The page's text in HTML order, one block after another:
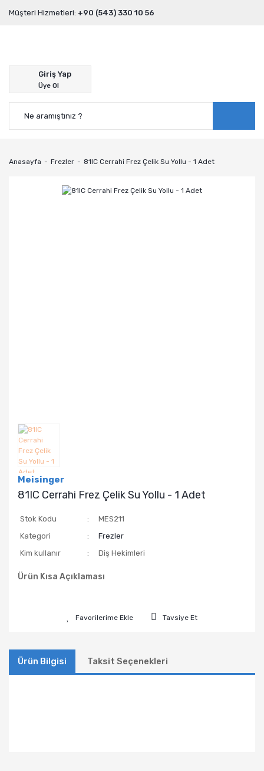
Müşteri Hizmetleri: +90 (543) 330 10 56
Giriş Yap
Üye Ol
Anasayfa Frezler 81IC Cerrahi Frez Çelik Su Yollu - 1 Adet
Meisinger
81IC Cerrahi Frez Çelik Su Yollu - 1 Adet
Stok Kodu
MES211
Kategori
Frezler
Kim kullanır
Diş Hekimleri
Ürün Kısa Açıklaması
Tavsiye Et
Ürün Bilgisi Taksit Seçenekleri